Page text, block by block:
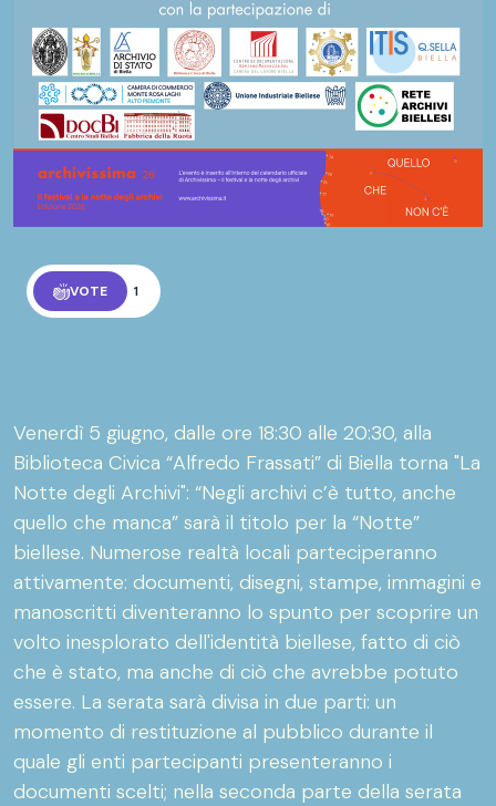
VOTE 1
Venerdì 5 giugno, dalle ore 18:30 alle 20:30, alla
Biblioteca Civica “Alfredo Frassati” di Biella torna "La
Notte degli Archivi": “Negli archivi c’è tutto, anche
quello che manca” sarà il titolo per la “Notte”
biellese. Numerose realtà locali parteciperanno
attivamente: documenti, disegni, stampe, immagini e
manoscritti diventeranno lo spunto per scoprire un
volto inesplorato dell'identità biellese, fatto di ciò
che è stato, ma anche di ciò che avrebbe potuto
essere. La serata sarà divisa in due parti: un
momento di restituzione al pubblico durante il
quale gli enti partecipanti presenteranno i
documenti scelti; nella seconda parte della serata